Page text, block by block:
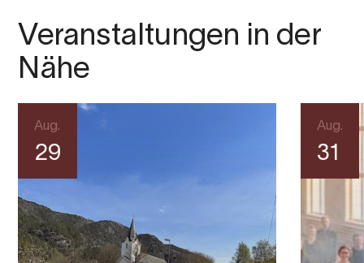
Veranstaltungen in der
Nähe
Aug.
29
Aug.
31